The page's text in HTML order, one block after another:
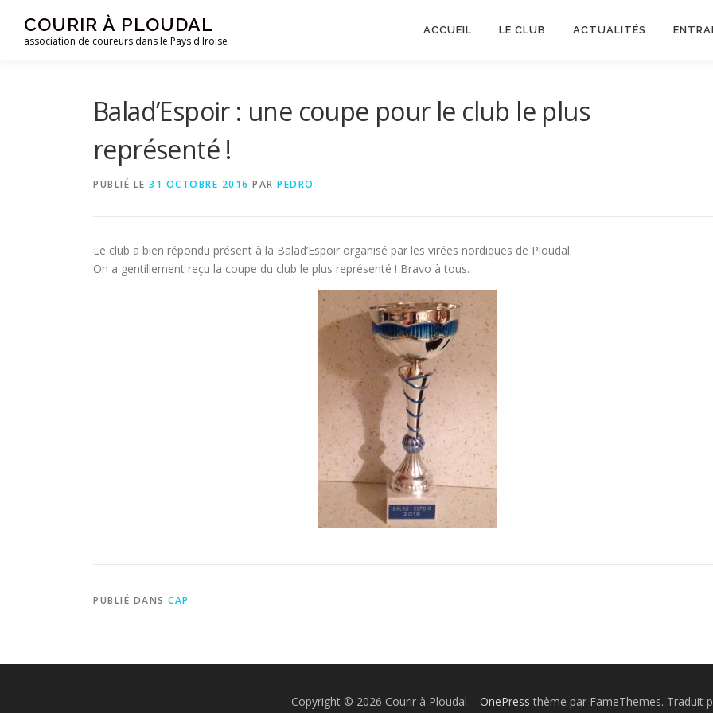
contenu
COURIR À PLOUDAL
association de coureurs dans le Pays d'Iroise
ACCUEIL LE CLUB ACTUALITÉS
Balad’Espoir : une coupe pour le club le plus
représenté !
PUBLIÉ LE 31 OCTOBRE 2016 PAR PEDRO
Le club a bien répondu présent à la Balad’Espoir organisé par les virées nordiques de Ploudal.
On a gentillement reçu la coupe du club le plus représenté ! Bravo à tous.
PUBLIÉ DANS CAP
Copyright © 2026 Courir à Ploudal – OnePress thème par FameThemes. Traduit